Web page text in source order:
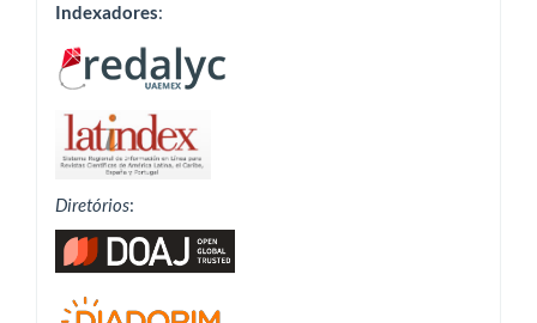
Indexadores:
Diretórios: